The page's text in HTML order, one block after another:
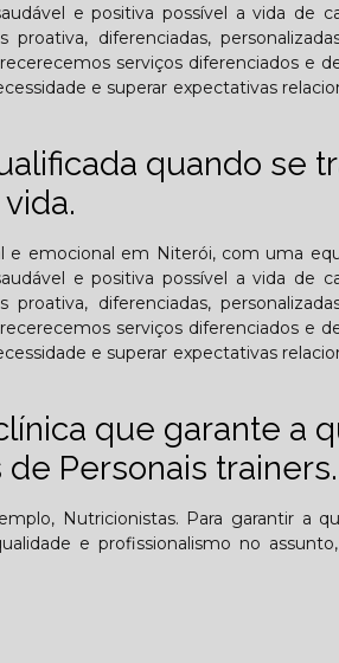
e positiva possível a vida de
diferenciadas,
serviços diferenciados e
e superar expectativas
quando se
e emocional em Niterói, com uma
e positiva possível a vida de
diferenciadas,
serviços diferenciados e
e superar expectativas
que garante a
Personais trainers.
Nutricionistas. Para garantir a
e profissionalismo no